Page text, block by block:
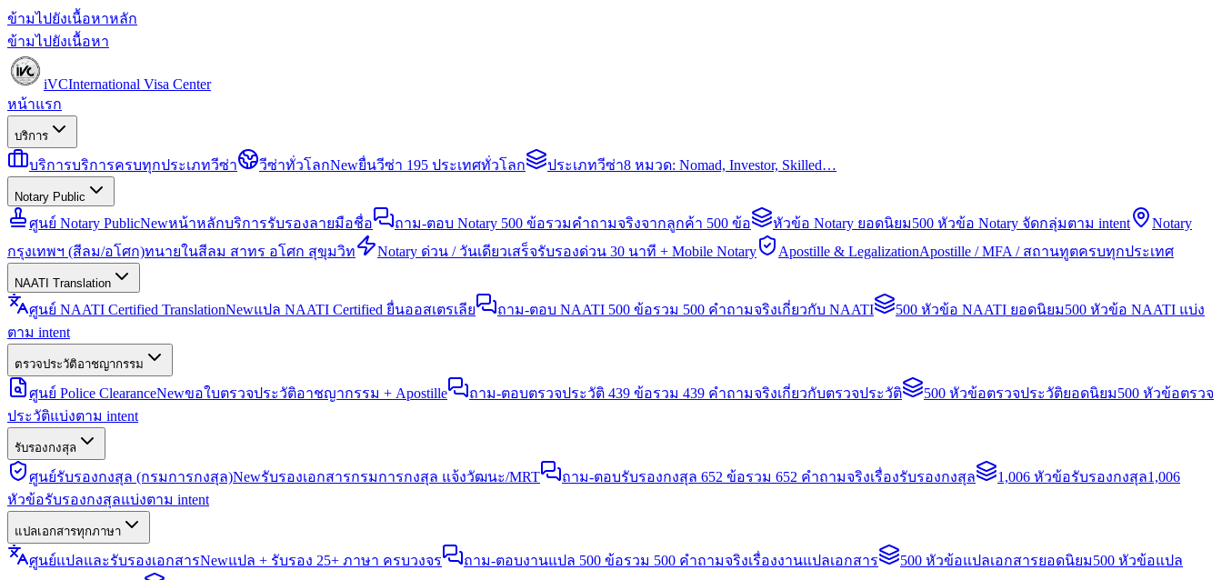
ข้ามไปยังเนื้อหาหลัก
ข้ามไปยังเนื้อหา
iVCInternational Visa Center
หน้าแรก
บริการ
บริการบริการครบทุกประเภทวีซ่า วีซ่าทั่วโลกNewยื่นวีซ่า 195 ประเทศทั่วโลก ประเภทวีซ่า8 หมวด: Nomad, Investor, Skilled…
Notary Public
ศูนย์ Notary PublicNewหน้าหลักบริการรับรองลายมือชื่อ ถาม-ตอบ Notary 500 ข้อรวมคำถามจริงจากลูกค้า 500 ข้อ หัวข้อ Notary ยอดนิยม500 หัวข้อ Notary จัดกลุ่มตาม intent
Notary
กรุงเทพฯ (สีลม/อโศก)ทนายในสีลม สาทร อโศก สุขุมวิท Notary ด่วน / วันเดียวเสร็จรับรองด่วน 30 นาที + Mobile Notary Apostille & LegalizationApostille / MFA / สถานทูตครบทุกประเทศ
NAATI Translation
ศูนย์ NAATI Certified TranslationNewแปล NAATI Certified ยื่นออสเตรเลีย ถาม-ตอบ NAATI 500 ข้อรวม 500 คำถามจริงเกี่ยวกับ NAATI 500 หัวข้อ NAATI ยอดนิยม500 หัวข้อ NAATI แบ่ง
ตาม intent
ตรวจประวัติอาชญากรรม
ศูนย์ Police ClearanceNewขอใบตรวจประวัติอาชญากรรม + Apostille ถาม-ตอบตรวจประวัติ 439 ข้อรวม 439 คำถามจริงเกี่ยวกับตรวจประวัติ 500 หัวข้อตรวจประวัติยอดนิยม500 หัวข้อตรวจ
ประวัติแบ่งตาม intent
รับรองกงสุล
ศูนย์รับรองกงสุล (กรมการกงสุล)Newรับรองเอกสารกรมการกงสุล แจ้งวัฒนะ/MRT ถาม-ตอบรับรองกงสุล 652 ข้อรวม 652 คำถามจริงเรื่องรับรองกงสุล 1,006 หัวข้อรับรองกงสุล1,006
หัวข้อรับรองกงสุลแบ่งตาม intent
แปลเอกสารทุกภาษา
ศูนย์แปลและรับรองเอกสารNewแปล + รับรอง 25+ ภาษา ครบวงจร ถาม-ตอบงานแปล 500 ข้อรวม 500 คำถามจริงเรื่องงานแปลเอกสาร 500 หัวข้อแปลเอกสารยอดนิยม500 หัวข้อแปล